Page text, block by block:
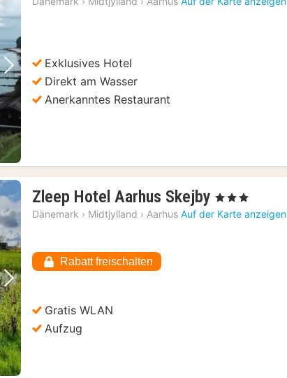
Nächstes Bild
Exklusives Hotel
Direkt am Wasser
Anerkanntes Restaurant
Nächstes Bild
Zleep Hotel Aarhus Skejby 1
Nacht
, 3 Sterne
Dänemark › Midtjylland › Aarhus Auf der Karte anzeigen
Rabatt freischalten
Gratis WLAN
Aufzug